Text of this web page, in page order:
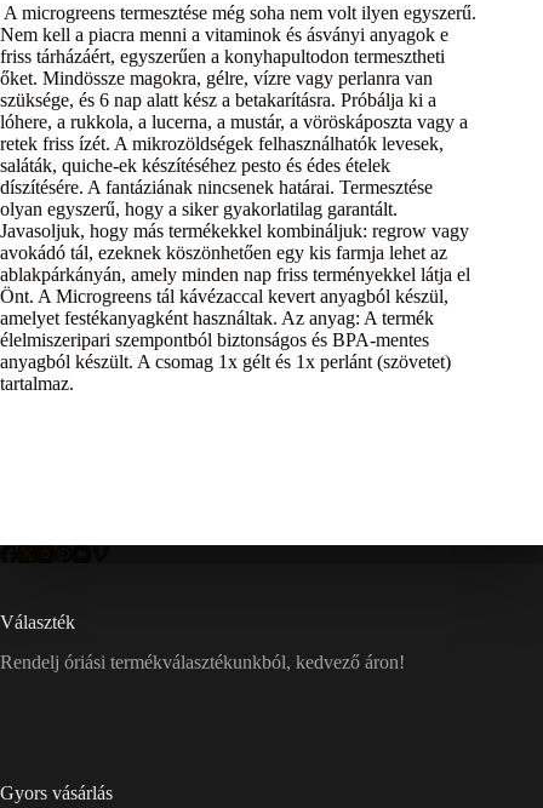
A microgreens termesztése még soha nem volt ilyen egyszerű.
Nem kell a piacra menni a vitaminok és ásványi anyagok e
friss tárházáért, egyszerűen a konyhapultodon termesztheti
őket. Mindössze magokra, gélre, vízre vagy perlanra van
szüksége, és 6 nap alatt kész a betakarításra. Próbálja ki a
lóhere, a rukkola, a lucerna, a mustár, a vöröskáposzta vagy a
retek friss ízét. A mikrozöldségek felhasználhatók levesek,
saláták, quiche-ek készítéséhez pesto és édes ételek
díszítésére. A fantáziának nincsenek határai. Termesztése
olyan egyszerű, hogy a siker gyakorlatilag garantált.
Javasoljuk, hogy más termékekkel kombináljuk: regrow vagy
avokádó tál, ezeknek köszönhetően egy kis farmja lehet az
ablakpárkányán, amely minden nap friss terményekkel látja el
Önt. A Microgreens tál kávézaccal kevert anyagból készül,
amelyet festékanyagként használtak. Az anyag: A termék
élelmiszeripari szempontból biztonságos és BPA-mentes
anyagból készült. A csomag 1x gélt és 1x perlánt (szövetet)
tartalmaz.
Választék
Rendelj óriási termékválasztékunkból, kedvező áron!
Gyors vásárlás